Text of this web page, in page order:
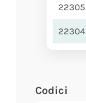
22305
22304
Codici